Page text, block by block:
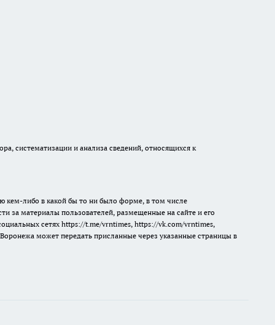
систематизации и анализа сведений, относящихся к
кем-либо в какой бы то ни было форме, в том числе
за материалы пользователей, размещенные на сайте и его
сетях https://t.me/vrntimes, https://vk.com/vrntimes,
может передать присланные через указанные страницы в